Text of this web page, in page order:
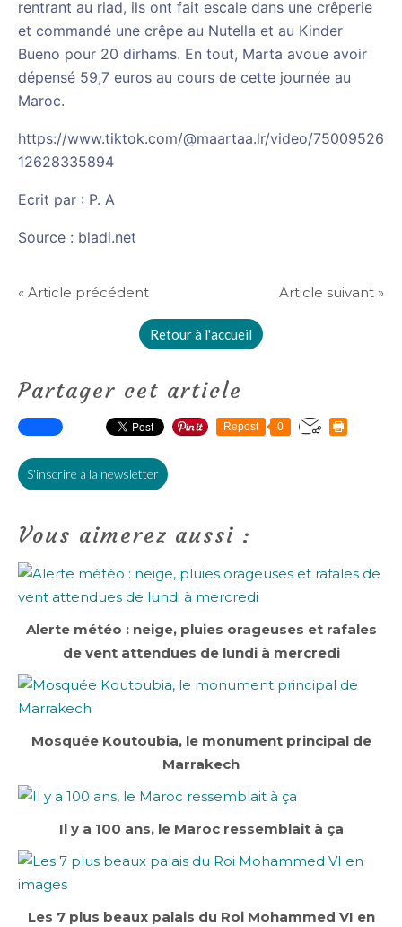
rentrant au riad, ils ont fait escale dans une crêperie
et commandé une crêpe au Nutella et au Kinder
Bueno pour 20 dirhams. En tout, Marta avoue avoir
dépensé 59,7 euros au cours de cette journée au
Maroc.
https://www.tiktok.com/@maartaa.lr/video/75009526
12628335894
Ecrit par : P. A
Source : bladi.net
« Article précédent Article suivant »
Retour à l'accueil
Partager cet article
Repost 0
S'inscrire à la newsletter
Vous aimerez aussi :
Alerte météo : neige, pluies orageuses et rafales
de vent attendues de lundi à mercredi
Mosquée Koutoubia, le monument principal de
Marrakech
Il y a 100 ans, le Maroc ressemblait à ça
Les 7 plus beaux palais du Roi Mohammed VI en